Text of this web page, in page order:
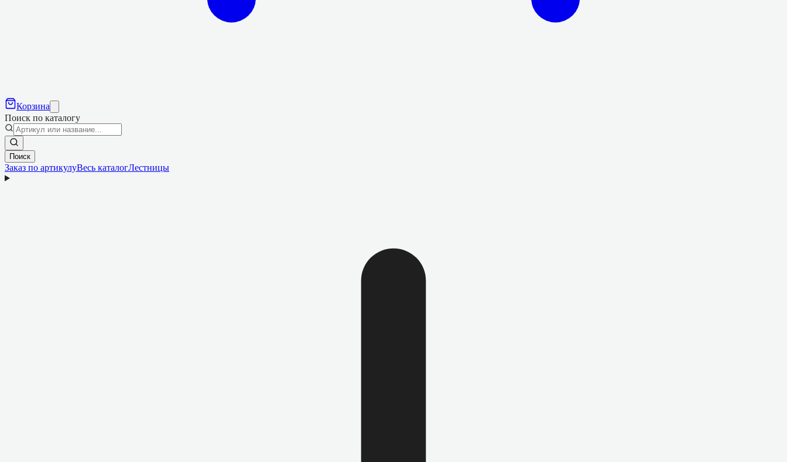
Корзина
Поиск по каталогу
Поиск
Заказ по артикулуВесь каталогЛестницы